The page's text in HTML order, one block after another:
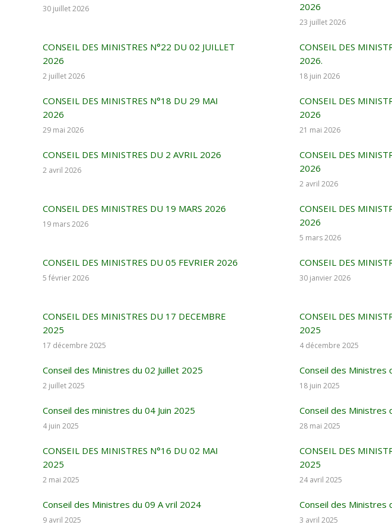
30 juillet 2026
2026
23 juillet 2026
CONSEIL DES MINISTRES N°22 DU 02 JUILLET
2026
2 juillet 2026
CONSEIL DES
2026.
18 juin 2026
CONSEIL DES MINISTRES N°18 DU 29 MAI
2026
29 mai 2026
CONSEIL DES
2026
21 mai 2026
CONSEIL DES MINISTRES DU 2 AVRIL 2026
2 avril 2026
CONSEIL DES
2026
2 avril 2026
CONSEIL DES MINISTRES DU 19 MARS 2026
19 mars 2026
CONSEIL DES
2026
5 mars 2026
CONSEIL DES MINISTRES DU 05 FEVRIER 2026
5 février 2026
CONSEIL DES
30 janvier 2026
CONSEIL DES MINISTRES DU 17 DECEMBRE
2025
17 décembre 2025
CONSEIL DES
2025
4 décembre 2025
Conseil des Ministres du 02 Juillet 2025
2 juillet 2025
Conseil des Ministres
18 juin 2025
Conseil des ministres du 04 Juin 2025
4 juin 2025
Conseil des Ministres
28 mai 2025
CONSEIL DES MINISTRES N°16 DU 02 MAI
2025
2 mai 2025
CONSEIL DES
2025
24 avril 2025
Conseil des Ministres du 09 A vril 2024
9 avril 2025
Conseil des Ministres
3 avril 2025